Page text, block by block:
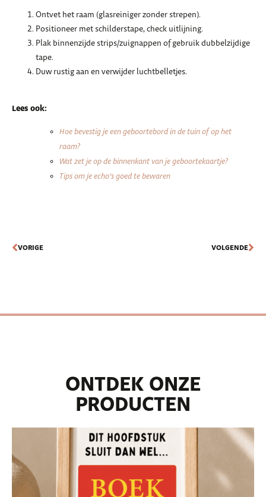
Ontvet het raam (glasreiniger zonder strepen).
Positioneer met schilderstape, check uitlijning.
Plak binnenzijde strips/zuignappen of gebruik dubbelzijdige
tape.
Duw rustig aan en verwijder luchtbelletjes.
Lees ook:
Hoe bevestig je een geboortebord in de tuin of op het
raam?
Wat zet je op de binnenkant van je geboortekaartje?
Tips om je echo’s goed te bewaren
VORIGE VOLGENDE
ONTDEK ONZE
PRODUCTEN